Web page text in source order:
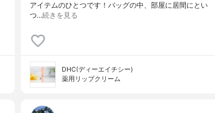
アイテムのひとつです！バッグの中、部屋に居間にとい
つ…続きを見る
DHC(ディーエイチシー)
薬用リップクリーム